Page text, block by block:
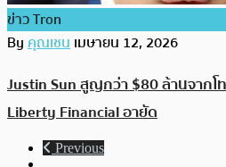
ข่าว Tron
Byคุณเชนเมษายน 12, 2026
Justin Sun สูญกว่า $80 ล้านจากโ
Liberty Financial อายัด
Previous